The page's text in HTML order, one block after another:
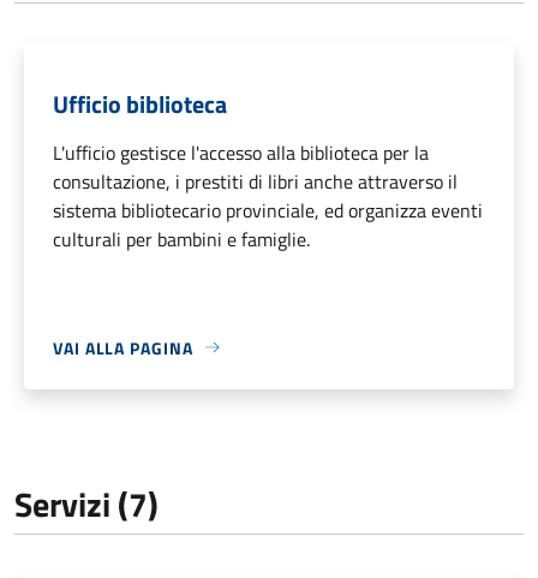
Ufficio biblioteca
L'ufficio gestisce l'accesso alla biblioteca per la
consultazione, i prestiti di libri anche attraverso il
sistema bibliotecario provinciale, ed organizza eventi
culturali per bambini e famiglie.
VAI ALLA PAGINA
Servizi (7)